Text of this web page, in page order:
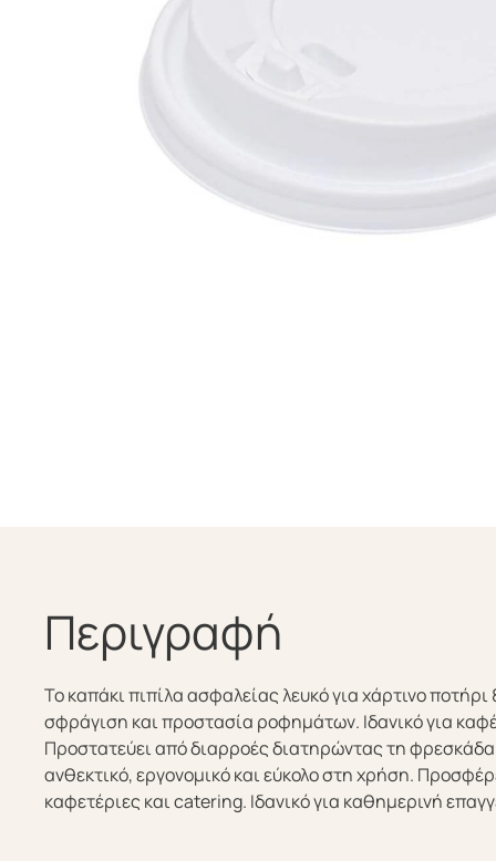
Περιγραφή
Το καπάκι πιπίλα ασφαλείας λευκό για χάρτινο
σφράγιση και προστασία ροφημάτων. Ιδανικό για
Προστατεύει από διαρροές διατηρώντας τη
ανθεκτικό, εργονομικό και εύκολο στη χρήση.
καφετέριες και catering. Ιδανικό για καθημερινή